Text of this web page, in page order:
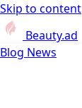
Skip to content
Beauty.ad
Blog News